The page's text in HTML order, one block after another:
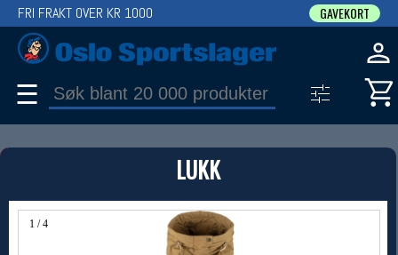
LUKK
1 / 4
FRI FRAKT OVER KR 1000 GAVEKORT
☰
PRODUKT
Produkter (1)
Bruk filter til å spisse søket